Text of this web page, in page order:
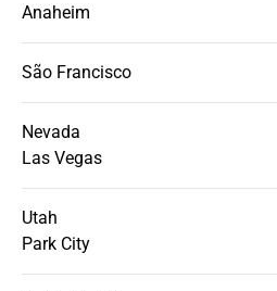
Anaheim
São Francisco
Nevada
Las Vegas
Utah
Park City